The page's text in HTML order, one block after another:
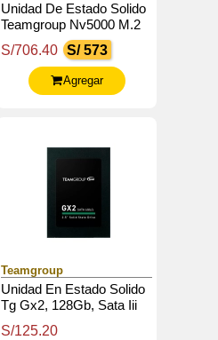
Unidad De Estado Solido
Teamgroup Nv5000 M.2
Pcie 4.0 Ssd M.2 1Tb,
Pcie Gen4X4 Con Nvme
S/706.40 S/ 573
Agregar
Teamgroup
Unidad En Estado Solido
Tg Gx2, 128Gb, Sata Iii
S/125.20